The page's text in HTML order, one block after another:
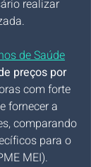
realizar
de Saúde
preços por
com forte
fornecer a
comparando
para o
MEI).